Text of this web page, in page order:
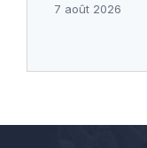
7 août 2026